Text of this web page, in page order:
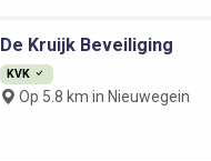
De Kruijk Beveiliging
KVK
Op 5.8 km in Nieuwegein